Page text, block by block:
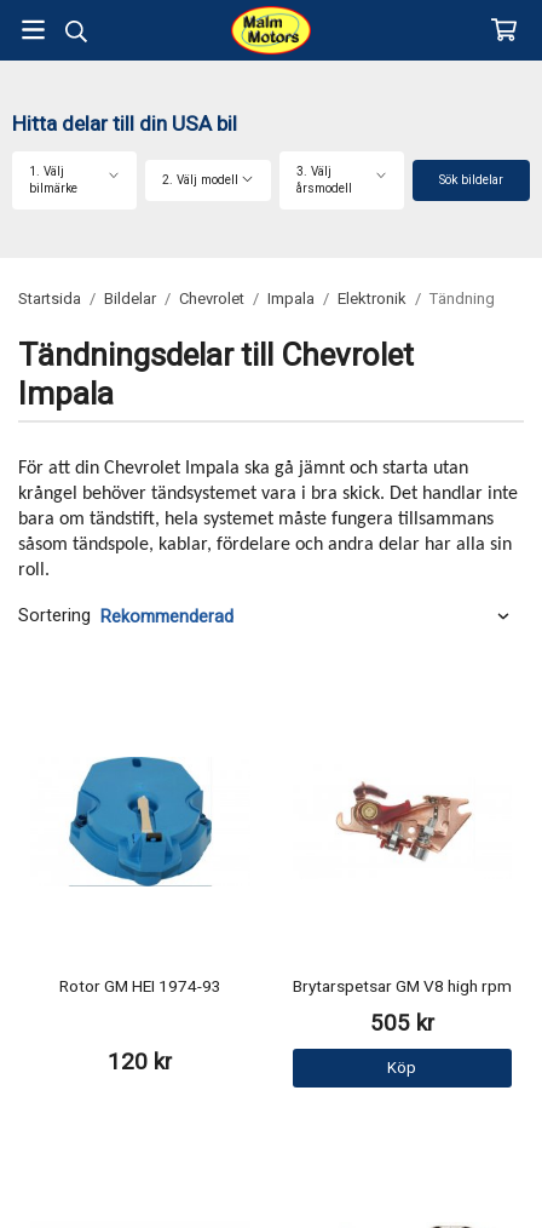
Hitta delar till din USA bil
1. Välj
bilmärke
2. Välj modell
3. Välj
årsmodell
Sök bildelar
Startsida / Bildelar / Chevrolet / Impala / Elektronik / Tändning
Tändningsdelar till Chevrolet
Impala
För att din Chevrolet Impala ska gå jämnt och starta utan
krångel behöver tändsystemet vara i bra skick. Det handlar inte
bara om tändstift, hela systemet måste fungera tillsammans
såsom tändspole, kablar, fördelare och andra delar har alla sin
roll.
Sortering
Rotor GM HEI 1974-93
120 kr
Brytarspetsar GM V8 high rpm
505 kr
Köp